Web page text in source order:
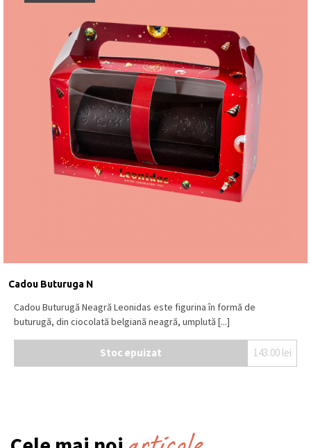
Cadou Buturuga N
Cadou Buturugă Neagră Leonidas este figurina în formă de
buturugă, din ciocolată belgiană neagră, umplută [...]
Stoc epuizat 143.00 lei